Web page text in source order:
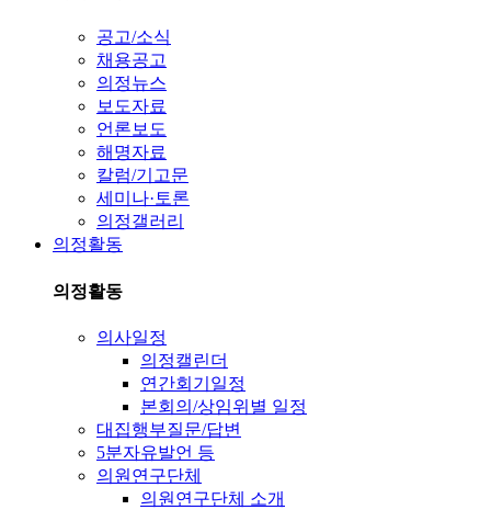
공고/소식
채용공고
의정뉴스
보도자료
언론보도
해명자료
칼럼/기고문
세미나·토론
의정갤러리
의정활동
의정활동
의사일정
의정캘린더
연간회기일정
본회의/상임위별 일정
대집행부질문/답변
5분자유발언 등
의원연구단체
의원연구단체 소개